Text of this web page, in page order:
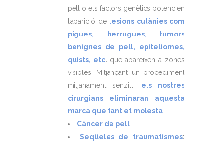
pell o els factors genètics potencien
l’aparició de lesions cutànies com
pigues, berrugues, tumors
benignes de pell, epiteliomes,
quists, etc. que apareixen a zones
visibles. Mitjançant un procediment
mitjanament senzill, els nostres
cirurgians eliminaran aquesta
marca que tant et molesta
Càncer de pell
Seqüeles de traumatismes: